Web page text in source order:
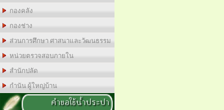
กองคลัง
กองช่าง
ส่วนการศึกษา ศาสนาและวัฒนธรรม
หน่วยตรวจสอบภายใน
สำนักปลัด
กำนัน ผู้ใหญ่บ้าน
คำขอใช้น้ำประปา